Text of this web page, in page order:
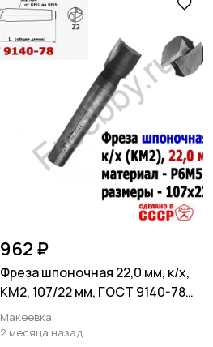
962 ₽
Фреза шпоночная 22,0 мм, к/х,
КМ2, 107/22 мм, ГОСТ 9140-78
ВИЗ, СССР
Макеевка
2 месяца назад